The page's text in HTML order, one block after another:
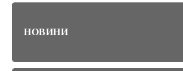
НОВИНИ